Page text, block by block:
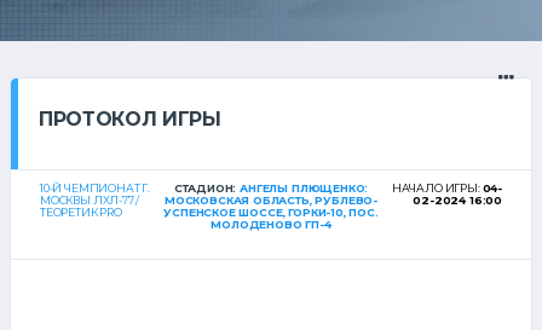
ПРОТОКОЛ ИГРЫ
10-Й ЧЕМПИОНАТ Г.
МОСКВЫ ЛХЛ-77 /
ТЕОРЕТИК PRO
СТАДИОН:АНГЕЛЫ ПЛЮЩЕНКО:
МОСКОВСКАЯ ОБЛАСТЬ, РУБЛЕВО-
УСПЕНСКОЕ ШОССЕ, ГОРКИ-10, ПОС.
МОЛОДЕНОВО ГП-4
НАЧАЛО ИГРЫ:04-
02-2024 16:00